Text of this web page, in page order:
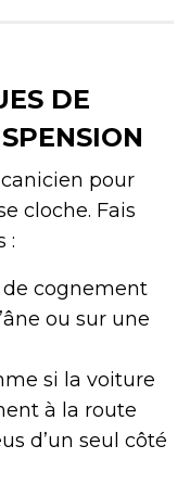
DE
pour
cloche. Fais
:
cognement
ou sur une
si la voiture
à la route
d’un seul côté